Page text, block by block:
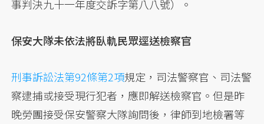
事判決九十一年度交訴字第八八號）。
保安大隊未依法將臥軌民眾逕送檢察官
刑事訴訟法第92條第2項規定，司法警察官、司法警
察逮捕或接受現行犯者，應即解送檢察官。但是昨
晚勞團接受保安警察大隊詢問後，律師到地檢署等